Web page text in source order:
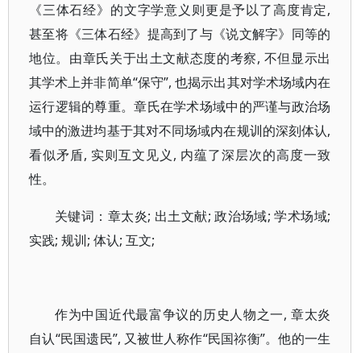
《三体石经》的文字学意义则更是予以了高度肯定,
甚至将《三体石经》提高到了与《说文解字》同等的
地位。由章氏关于出土文献态度的考察, 不但显示出
其学术上并非简单“保守”, 也揭示出其对学术场域内在
运行逻辑的尊重。章氏在学术场域中的严谨与政治场
域中的激进均基于其对不同场域内在规训的深刻体认,
看似矛盾, 实则互文见义, 内蕴了深层次的高度一致
性。
关键词：章太炎; 出土文献; 政治场域; 学术场域;
实践; 规训; 体认; 互文;
作为中国近代最富争议的历史人物之一, 章太炎
自认“民国遗民”, 又被世人称作“民国祢衡”。他的一生